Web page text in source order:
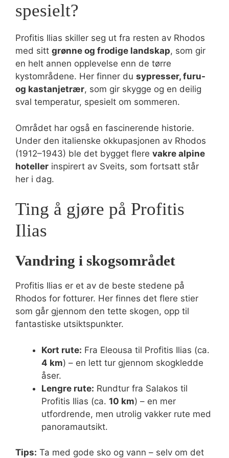
spesielt?
Profitis Ilias skiller seg ut fra resten av Rhodos
med sitt grønne og frodige landskap, som gir
en helt annen opplevelse enn de tørre
kystområdene. Her finner du sypresser, furu-
og kastanjetrær, som gir skygge og en deilig
sval temperatur, spesielt om sommeren.
Området har også en fascinerende historie.
Under den italienske okkupasjonen av Rhodos
(1912–1943) ble det bygget flere vakre alpine
hoteller inspirert av Sveits, som fortsatt står
her i dag.
Ting å gjøre på Profitis
Ilias
Vandring i skogsområdet
Profitis Ilias er et av de beste stedene på
Rhodos for fotturer. Her finnes det flere stier
som går gjennom den tette skogen, opp til
fantastiske utsiktspunkter.
Kort rute: Fra Eleousa til Profitis Ilias (ca.
4 km) – en lett tur gjennom skogkledde
åser.
Lengre rute: Rundtur fra Salakos til
Profitis Ilias (ca. 10 km) – en mer
utfordrende, men utrolig vakker rute med
panoramautsikt.
Tips: Ta med gode sko og vann – selv om det